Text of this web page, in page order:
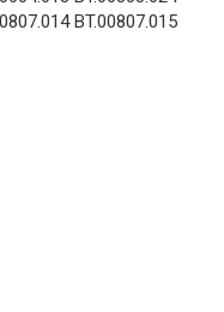
BT.00807.015